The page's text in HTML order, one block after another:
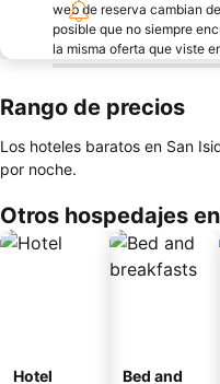
web de reserva cambian
posible que no siempre
la misma oferta que viste
Rango de precios
Los hoteles baratos en San
por noche.
Otros hospedajes
Hotel
Bed and